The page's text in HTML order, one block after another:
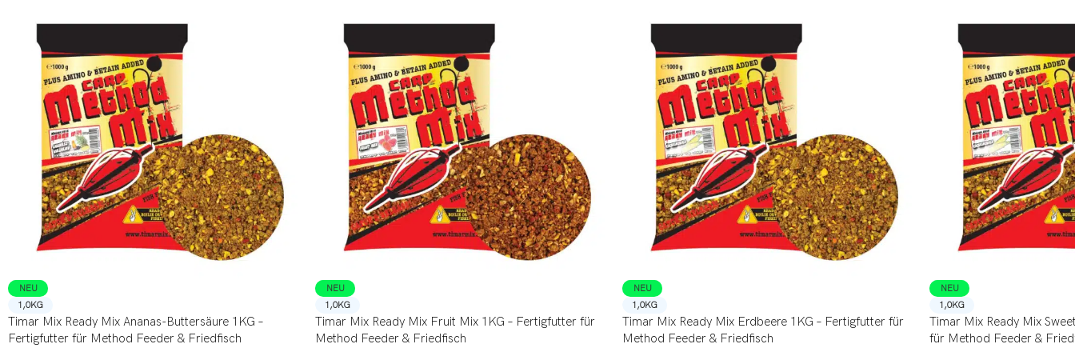
NEU
1,0KG
Timar Mix Ready Mix Ananas-Buttersäure 1KG –
Fertigfutter für Method Feeder & Friedfisch
NEU
1,0KG
Timar Mix Ready Mix Fruit Mix 1KG – Fertigfutter für
Method Feeder & Friedfisch
NEU
1,0KG
Timar Mix Ready Mix Erdbeere 1KG – Fertigfutter für
Method Feeder & Friedfisch
NEU
1,0KG
Timar Mix Ready Mix
für Method Feeder &